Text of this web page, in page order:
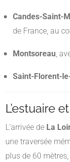
Candes-Saint-
de France, au
Montsoreau,
Saint-Florent-
L’estuaire
L’arrivée de La
une traversée
plus de 60